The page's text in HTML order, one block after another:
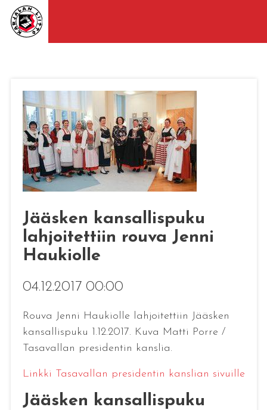
Jääsken kansallispuku
lahjoitettiin rouva Jenni
Haukiolle
04.12.2017 00:00
Rouva Jenni Haukiolle lahjoitettiin Jääsken
kansallispuku 1.12.2017. Kuva Matti Porre /
Tasavallan presidentin kanslia.
Linkki Tasavallan presidentin kanslian sivuille
Jääsken kansallispuku